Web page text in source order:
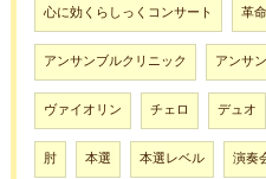
心に効くらしっくコンサート 革命
アンサンブルクリニック アンサ
ヴァイオリン チェロ デュオ
肘 本選 本選レベル 演奏